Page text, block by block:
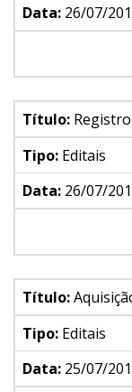
Data: 26/07/
Título:
Tipo: Editais
Data: 26/07/
Título:
Tipo: Editais
Data: 25/07/